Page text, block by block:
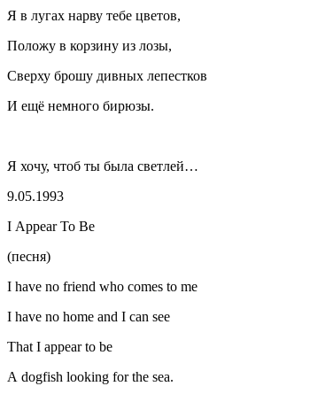
Я в лугах нарву тебе цветов,
Положу в корзину из лозы,
Сверху брошу дивных лепестков
И ещё немного бирюзы.
Я хочу, чтоб ты была светлей…
9.05.1993
I Appear To Be
(песня)
I have no friend who comes to me
I have no home and I can see
That I appear to be
A dogfish looking for the sea.